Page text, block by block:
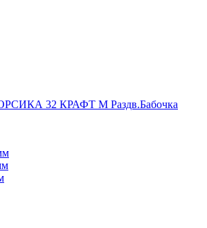
32 КРАФТ М Раздв.Бабочка